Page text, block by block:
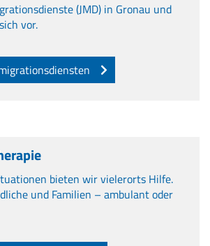
(JMD) in Gronau und
vor.
bieten wir vielerorts Hilfe.
und Familien – ambulant oder